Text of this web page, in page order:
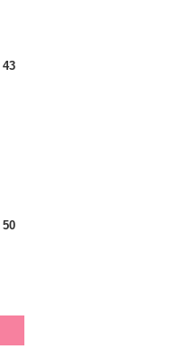
43
50